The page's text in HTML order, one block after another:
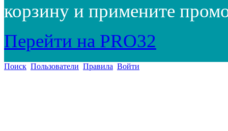
корзину и примените
Перейти на PRO32
Поиск Пользователи Правила Войти